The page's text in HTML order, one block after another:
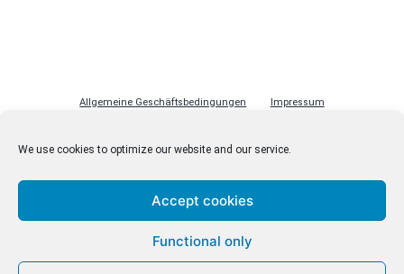
We use cookies to optimize our website and our service.
Accept cookies
Functional only
Allgemeine Geschäftsbedingungen Impressum